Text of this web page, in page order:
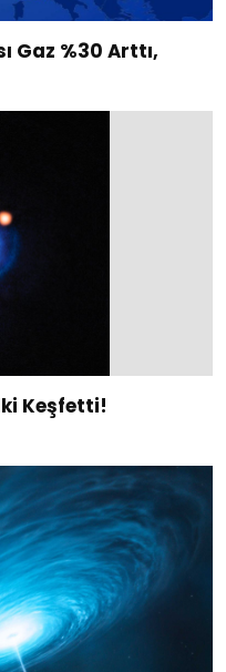
Gaz %30 Arttı,
Keşfetti!